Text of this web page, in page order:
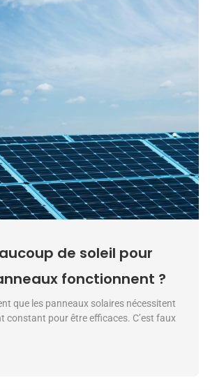
de soleil pour
fonctionnent ?
que les panneaux solaires nécessitent
constant pour être efficaces. C’est faux